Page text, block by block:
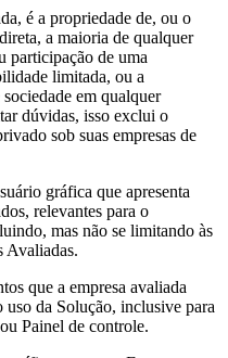
é a propriedade de, ou o
a maioria de qualquer
participação de uma
limitada, ou a
em qualquer
dúvidas, isso exclui o
sob suas empresas de
gráfica que apresenta
relevantes para o
mas não se limitando às
Avaliadas.
que a empresa avaliada
da Solução, inclusive para
Painel de controle.